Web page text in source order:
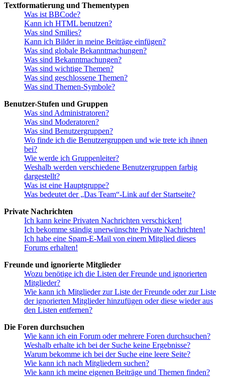
Textformatierung und Thementypen
Was ist BBCode?
Kann ich HTML benutzen?
Was sind Smilies?
Kann ich Bilder in meine Beiträge einfügen?
Was sind globale Bekanntmachungen?
Was sind Bekanntmachungen?
Was sind wichtige Themen?
Was sind geschlossene Themen?
Was sind Themen-Symbole?
Benutzer-Stufen und Gruppen
Was sind Administratoren?
Was sind Moderatoren?
Was sind Benutzergruppen?
Wo finde ich die Benutzergruppen und wie trete ich ihnen
bei?
Wie werde ich Gruppenleiter?
Weshalb werden verschiedene Benutzergruppen farbig
dargestellt?
Was ist eine Hauptgruppe?
Was bedeutet der „Das Team“-Link auf der Startseite?
Private Nachrichten
Ich kann keine Privaten Nachrichten verschicken!
Ich bekomme ständig unerwünschte Private Nachrichten!
Ich habe eine Spam-E-Mail von einem Mitglied dieses
Forums erhalten!
Freunde und ignorierte Mitglieder
Wozu benötige ich die Listen der Freunde und ignorierten
Mitglieder?
Wie kann ich Mitglieder zur Liste der Freunde oder zur Liste
der ignorierten Mitglieder hinzufügen oder diese wieder aus
den Listen entfernen?
Die Foren durchsuchen
Wie kann ich ein Forum oder mehrere Foren durchsuchen?
Weshalb erhalte ich bei der Suche keine Ergebnisse?
Warum bekomme ich bei der Suche eine leere Seite?
Wie kann ich nach Mitgliedern suchen?
Wie kann ich meine eigenen Beiträge und Themen finden?